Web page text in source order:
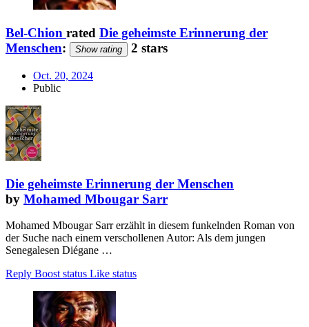
Bel-Chion rated Die geheimste Erinnerung der
Menschen: Show rating 2 stars
Oct. 20, 2024
Public
Die geheimste Erinnerung der Menschen
by Mohamed Mbougar Sarr
Mohamed Mbougar Sarr erzählt in diesem funkelnden Roman von
der Suche nach einem verschollenen Autor: Als dem jungen
Senegalesen Diégane …
Reply Boost status Like status